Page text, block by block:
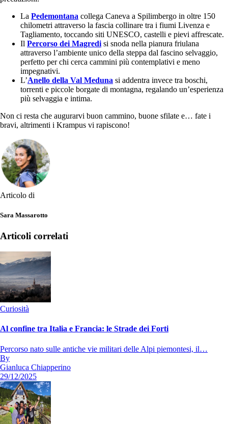
La Pedemontana collega Caneva a Spilimbergo in oltre 150
chilometri attraverso la fascia collinare tra i fiumi Livenza e
Tagliamento, toccando siti UNESCO, castelli e pievi affrescate.
Il Percorso dei Magredi si snoda nella pianura friulana
attraverso l’ambiente unico della steppa dal fascino selvaggio,
perfetto per chi cerca cammini più contemplativi e meno
impegnativi.
L’Anello della Val Meduna si addentra invece tra boschi,
torrenti e piccole borgate di montagna, regalando un’esperienza
più selvaggia e intima.
Non ci resta che augurarvi buon cammino, buone sfilate e… fate i
bravi, altrimenti i Krampus vi rapiscono!
Articolo di
Sara Massarotto
Articoli correlati
Curiosità
Al confine tra Italia e Francia: le Strade dei Forti
Percorso nato sulle antiche vie militari delle Alpi piemontesi, il…
By
Gianluca Chiapperino
29/12/2025